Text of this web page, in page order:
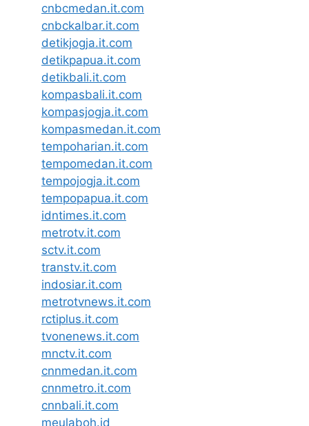
cnbcmedan.it.com
cnbckalbar.it.com
detikjogja.it.com
detikpapua.it.com
detikbali.it.com
kompasbali.it.com
kompasjogja.it.com
kompasmedan.it.com
tempoharian.it.com
tempomedan.it.com
tempojogja.it.com
tempopapua.it.com
idntimes.it.com
metrotv.it.com
sctv.it.com
transtv.it.com
indosiar.it.com
metrotvnews.it.com
rctiplus.it.com
tvonenews.it.com
mnctv.it.com
cnnmedan.it.com
cnnmetro.it.com
cnnbali.it.com
meulaboh.id